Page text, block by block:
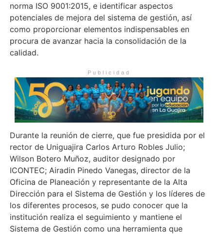
norma ISO 9001:2015, e identificar aspectos
potenciales de mejora del sistema de gestión, así
como proporcionar elementos indispensables en
procura de avanzar hacia la consolidación de la
calidad.
Publicidad
Durante la reunión de cierre, que fue presidida por el
rector de Uniguajira Carlos Arturo Robles Julio;
Wilson Botero Muñoz, auditor designado por
ICONTEC; Airadin Pinedo Vanegas, director de la
Oficina de Planeación y representante de la Alta
Dirección para el Sistema de Gestión y los líderes de
los diferentes procesos, se pudo conocer que la
institución realiza el seguimiento y mantiene el
Sistema de Gestión como una herramienta que